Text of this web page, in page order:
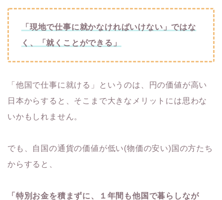
「現地で仕事に就かなければいけない」ではな
く、「就くことができる」
「他国で仕事に就ける」というのは、円の価値が高い
日本からすると、そこまで大きなメリットには思わな
いかもしれません。
でも、自国の通貨の価値が低い(物価の安い)国の方たち
からすると、
「特別お金を積まずに、１年間も他国で暮らしなが